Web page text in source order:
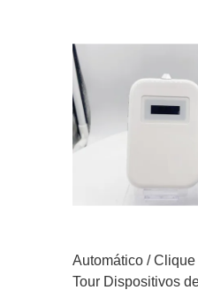
Automático /
Tour Dispositivos